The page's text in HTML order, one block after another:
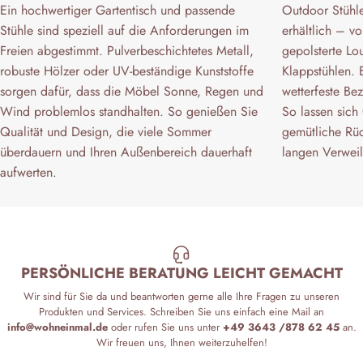
Ein hochwertiger Gartentisch und passende
Stühle sind speziell auf die Anforderungen im
Freien abgestimmt. Pulverbeschichtetes Metall,
robuste Hölzer oder UV-beständige Kunststoffe
sorgen dafür, dass die Möbel Sonne, Regen und
Wind problemlos standhalten. So genießen Sie
Qualität und Design, die viele Sommer
überdauern und Ihren Außenbereich dauerhaft
aufwerten.
Outdoor
erhältlich –
gepolsterte
Klappstühlen.
wetterfeste
So lassen
gemütliche
langen
PERSÖNLICHE BERATUNG LEICHT GEMACHT
Wir sind für Sie da und beantworten gerne alle Ihre Fragen zu unseren
Produkten und Services. Schreiben Sie uns einfach eine Mail an
info@wohneinmal.deoder rufen Sie uns unter+49 3643 /878 62 45an.
Wir freuen uns, Ihnen weiterzuhelfen!